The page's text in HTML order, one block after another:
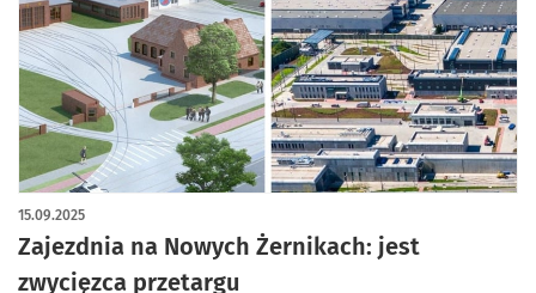
Zajezdnia na Nowych Żernikach: jest
zwycięzca przetargu
15.09.2025